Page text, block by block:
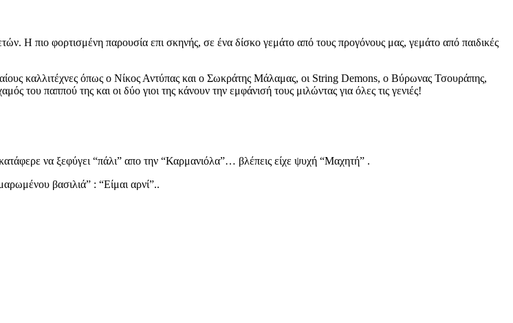
Η πιο φορτισμένη παρουσία επι σκηνής, σε ένα δίσκο γεμάτο από τους προγόνους μας, γεμάτο από παιδικές
καλλιτέχνες όπως ο Νίκος Αντύπας και ο Σωκράτης Μάλαμας, οι String Demons, ο Βύρωνας Τσουράπης,
του παππού της και οι δύο γιοι της κάνουν την εμφάνισή τους μιλώντας για όλες τις γενιές!
να ξεφύγει “πάλι” απο την “Καρμανιόλα”… βλέπεις είχε ψυχή “Μαχητή” .
βασιλιά” : “Είμαι αρνί”..